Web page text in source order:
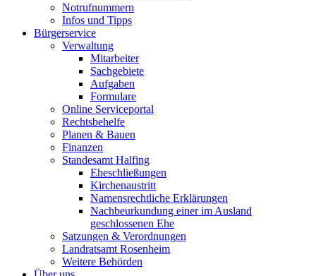
Notrufnummern
Infos und Tipps
Bürgerservice
Verwaltung
Mitarbeiter
Sachgebiete
Aufgaben
Formulare
Online Serviceportal
Rechtsbehelfe
Planen & Bauen
Finanzen
Standesamt Halfing
Eheschließungen
Kirchenaustritt
Namensrechtliche Erklärungen
Nachbeurkundung einer im Ausland
geschlossenen Ehe
Satzungen & Verordnungen
Landratsamt Rosenheim
Weitere Behörden